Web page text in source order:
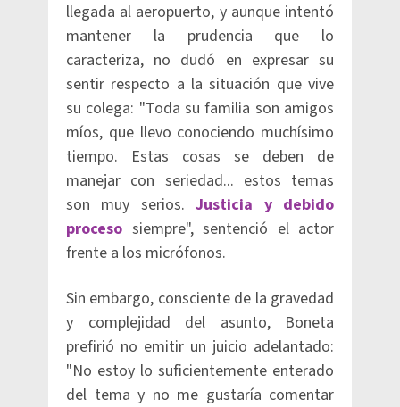
llegada al aeropuerto, y aunque intentó
mantener la prudencia que lo
caracteriza, no dudó en expresar su
sentir respecto a la situación que vive
su colega: "Toda su familia son amigos
míos, que llevo conociendo muchísimo
tiempo. Estas cosas se deben de
manejar con seriedad... estos temas
son muy serios.Justicia y debido
proceso siempre", sentenció el actor
frente a los micrófonos.
Sin embargo, consciente de la gravedad
y complejidad del asunto, Boneta
prefirió no emitir un juicio adelantado:
"No estoy lo suficientemente enterado
del tema y no me gustaría comentar